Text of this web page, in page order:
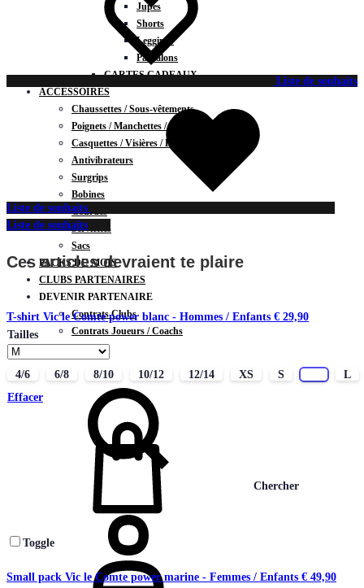
Jupes
Shorts
Leggings
Pantalons
CARTES CADEAUX
ACCESSOIRES
Chaussettes / Sous-vêtements
Poignets / Manchettes / Gants
Casquettes / Visières / Bandeaux
Antivibrateurs
Surgrips
Bobines
Gourdes
Serviettes
Sacs
PACKS DU MOIS
CLUBS PARTENAIRES
DEVENIR PARTENAIRE
Contrats Clubs
Contrats Joueurs / Coachs
CONTACT
Chercher
Liste de souhaits
Liste de souhaits
Liste de souhaits
Ces articles devraient te plaire
T-shirt Vic le Comte power blanc - Hommes / Enfants € 29,90
Tailles
4/6 6/8 8/10 10/12 12/14 XS S
L
Effacer
Toggle
Small pack Vic le Comte power marine - Femmes / Enfants € 49,90